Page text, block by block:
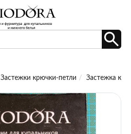
Застежки крючки-петли Застежка